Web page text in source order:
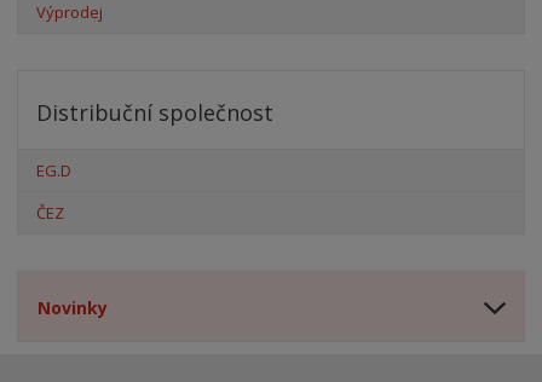
Výprodej
Distribuční společnost
EG.D
ČEZ
Novinky